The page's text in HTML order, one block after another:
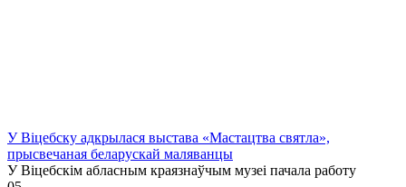
У Віцебску адкрылася выстава «Мастацтва святла»,
прысвечаная беларускай маляванцы
У Віцебскім абласным краязнаўчым музеі пачала работу